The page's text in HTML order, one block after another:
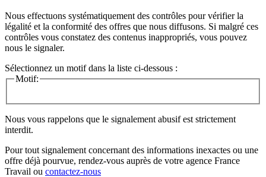
Nous effectuons systématiquement des contrôles pour vérifier la
légalité et la conformité des offres que nous diffusons. Si malgré ces
contrôles vous constatez des contenus inappropriés, vous pouvez
nous le signaler.
Sélectionnez un motif dans la liste ci-dessous :
Motif:
Nous vous rappelons que le signalement abusif est strictement
interdit.
Pour tout signalement concernant des informations inexactes ou une
offre déjà pourvue, rendez-vous auprès de votre agence France
Travail ou contactez-nous